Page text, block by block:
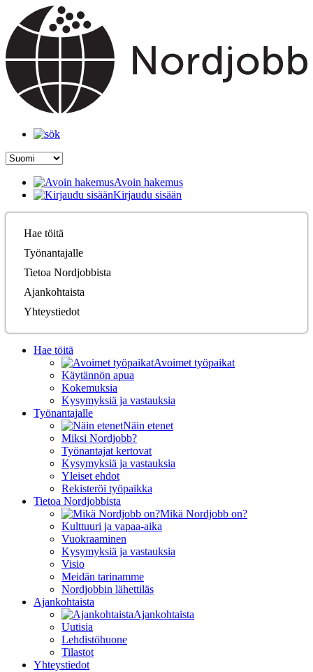
Avoin hakemus
Kirjaudu sisään
Hae töitä
Työnantajalle
Tietoa Nordjobbista
Ajankohtaista
Yhteystiedot
Hae töitä
Avoimet työpaikat
Käytännön apua
Kokemuksia
Kysymyksiä ja vastauksia
Työnantajalle
Näin etenet
Miksi Nordjobb?
Työnantajat kertovat
Kysymyksiä ja vastauksia
Yleiset ehdot
Rekisteröi työpaikka
Tietoa Nordjobbista
Mikä Nordjobb on?
Kulttuuri ja vapaa-aika
Vuokraaminen
Kysymyksiä ja vastauksia
Visio
Meidän tarinamme
Nordjobbin lähettiläs
Ajankohtaista
Ajankohtaista
Uutisia
Lehdistöhuone
Tilastot
Yhteystiedot